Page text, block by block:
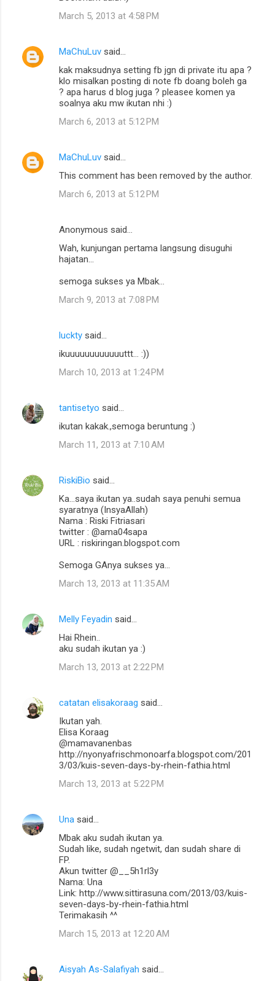
e
March 5, 2013 at 4:58 PM
MaChuLuv said…
kak maksudnya setting fb jgn di private itu apa ?
klo misalkan posting di note fb doang boleh ga
? apa harus d blog juga ? pleasee komen ya
soalnya aku mw ikutan nhi :)
March 6, 2013 at 5:12 PM
MaChuLuv said…
This comment has been removed by the author.
March 6, 2013 at 5:12 PM
Anonymous said…
Wah, kunjungan pertama langsung disuguhi
hajatan...
semoga sukses ya Mbak...
March 9, 2013 at 7:08 PM
luckty said…
ikuuuuuuuuuuuuttt... :))
March 10, 2013 at 1:24 PM
tantisetyo said…
ikutan kakak.,semoga beruntung :)
March 11, 2013 at 7:10 AM
RiskiBio said…
Ka...saya ikutan ya..sudah saya penuhi semua
syaratnya (InsyaAllah)
Nama : Riski Fitriasari
twitter : @ama04sapa
URL : riskiringan.blogspot.com
Semoga GAnya sukses ya...
March 13, 2013 at 11:35 AM
Melly Feyadin said…
Hai Rhein..
aku sudah ikutan ya :)
March 13, 2013 at 2:22 PM
catatan elisakoraag said…
Ikutan yah.
Elisa Koraag
@mamavanenbas
http://nyonyafrischmonoarfa.blogspot.com/201
3/03/kuis-seven-days-by-rhein-fathia.html
March 13, 2013 at 5:22 PM
Una said…
Mbak aku sudah ikutan ya.
Sudah like, sudah ngetwit, dan sudah share di
FP.
Akun twitter @__5h1rl3y
Nama: Una
Link: http://www.sittirasuna.com/2013/03/kuis-
seven-days-by-rhein-fathia.html
Terimakasih ^^
March 15, 2013 at 12:20 AM
Aisyah As-Salafiyah said…